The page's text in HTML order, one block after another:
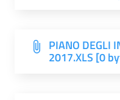
PIANO DEGLI
2017.XLS [0